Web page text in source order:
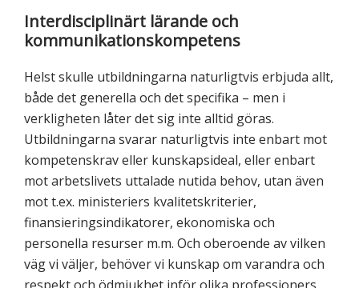
Interdisciplinärt lärande och
kommunikationskompetens
Helst skulle utbildningarna naturligtvis erbjuda allt,
både det generella och det specifika – men i
verkligheten låter det sig inte alltid göras.
Utbildningarna svarar naturligtvis inte enbart mot
kompetenskrav eller kunskapsideal, eller enbart
mot arbetslivets uttalade nutida behov, utan även
mot t.ex. ministeriers kvalitetskriterier,
finansieringsindikatorer, ekonomiska och
personella resurser m.m. Och oberoende av vilken
väg vi väljer, behöver vi kunskap om varandra och